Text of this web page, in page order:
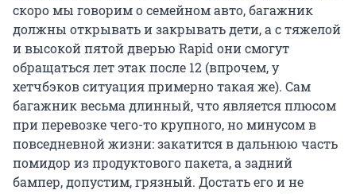
скоро мы говорим о семейном авто, багажник
должны открывать и закрывать дети, а с тяжелой
и высокой пятой дверью Rapid они смогут
обращаться лет этак после 12 (впрочем, у
хетчбэков ситуация примерно такая же). Сам
багажник весьма длинный, что является плюсом
при перевозке чего-то крупного, но минусом в
повседневной жизни: закатится в дальнюю часть
помидор из продуктового пакета, а задний
бампер, допустим, грязный. Достать его и не